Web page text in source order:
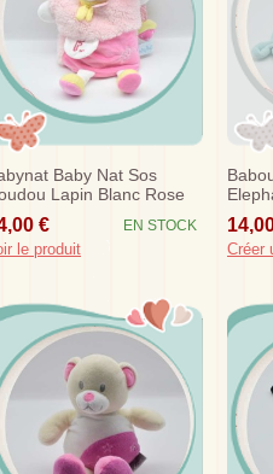
Baby Nat Sos
Lapin Blanc Rose
F Douillettes
€ EN STOCK
le produit Créer